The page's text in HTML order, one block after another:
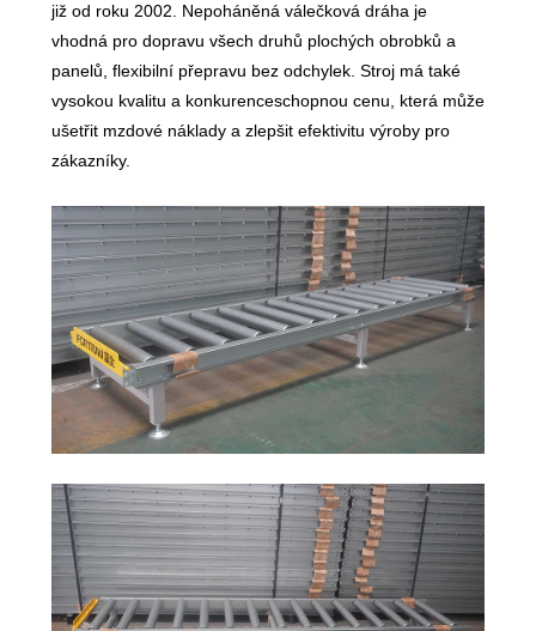
již od roku 2002. Nepoháněná válečková dráha je
vhodná pro dopravu všech druhů plochých obrobků a
panelů, flexibilní přepravu bez odchylek. Stroj má také
vysokou kvalitu a konkurenceschopnou cenu, která může
ušetřit mzdové náklady a zlepšit efektivitu výroby pro
zákazníky.